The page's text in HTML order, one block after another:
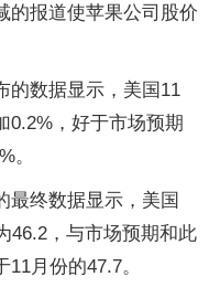
的报道使苹果公司股价
的数据显示，美国11
0.2%，好于市场预期
。
最终数据显示，美国
46.2，与市场预期和此
月份的47.7。